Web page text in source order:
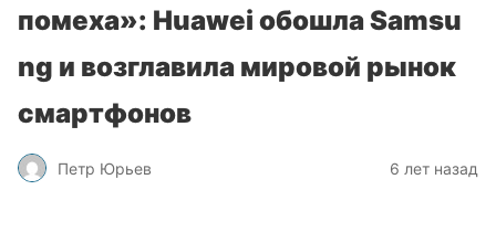
помеха»: Huawei обошла Samsu
ng и возглавила мировой рынок
смартфонов
Петр Юрьев 6 лет назад